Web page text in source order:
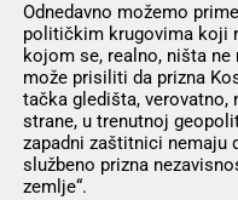
Odnedavno možemo
političkim krugovima koji
kojom se, realno, ništa
može prisiliti da prizna
tačka gledišta, verovatno,
strane, u trenutnoj
zapadni zaštitnici nemaju
službeno prizna
zemlje“.